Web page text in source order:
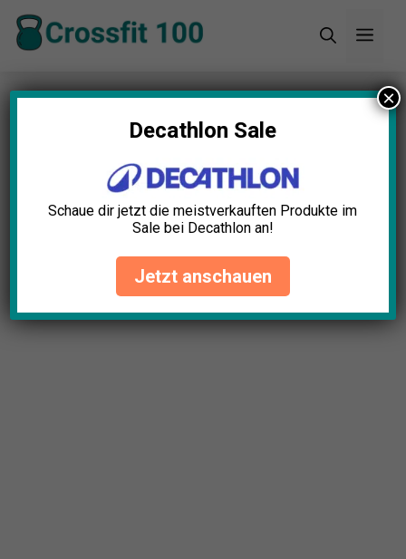
Zum
Inhalt
Startseite»Blog»Kettlebell Gusseisen Test: Die
11 besten (Bestenliste)Decathlon Sale
Schaue dir jetzt die meistverkauften Produkte im
Sale bei Decathlon an!
Jetzt anschauen
×